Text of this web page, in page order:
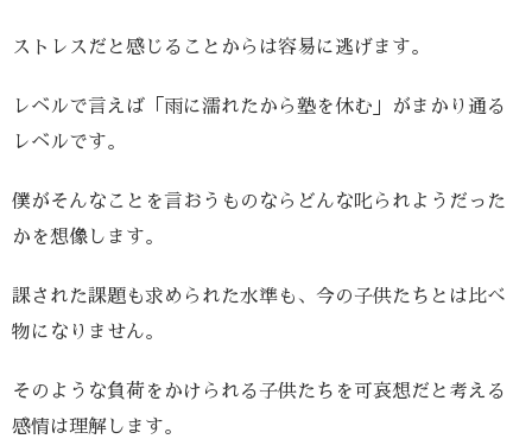
ストレスだと感じることからは容易に逃げます。
レベルで言えば「雨に濡れたから塾を休む」がまかり通る
レベルです。
僕がそんなことを言おうものならどんな叱られようだった
かを想像します。
課された課題も求められた水準も、今の子供たちとは比べ
物になりません。
そのような負荷をかけられる子供たちを可哀想だと考える
感情は理解します。